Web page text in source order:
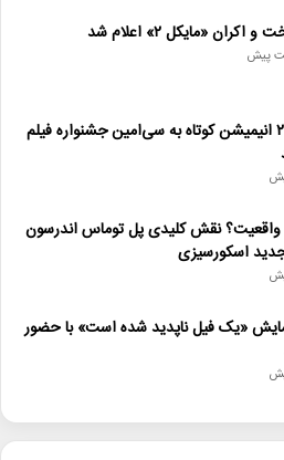
«مایکل ۲» اعلام شد
راهیابی ۲ انیمیشن کوتاه به سی‌امین جشنواره فیلم
واقعیت؟ نقش کلیدی پل توماس اندرسون
اسکورسیزی
«یک فیل ناپدید شده است» با حضور